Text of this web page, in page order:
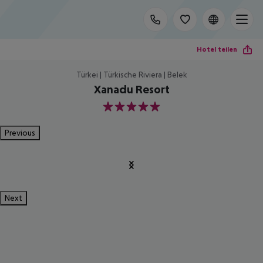
Hotel teilen
Türkei | Türkische Riviera | Belek
Xanadu Resort
5
Previous
Next